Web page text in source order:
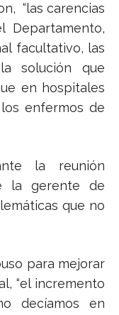
“las carencias
Departamento,
facultativo, las
solución que
en hospitales
enfermos de
la reunión
la gerente de
que no
para mejorar
“el incremento
decíamos en